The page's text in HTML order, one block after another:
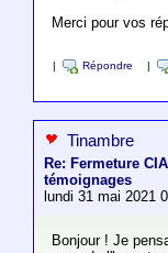
Merci pour vos
Répondre
Tinambre
Re: Fermeture
témoignages
lundi 31 mai 2021
Bonjour ! Je